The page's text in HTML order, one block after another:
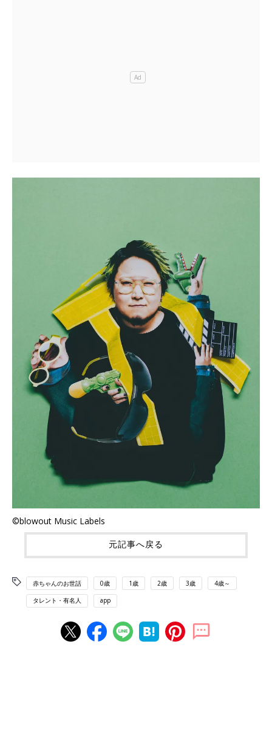
©blowout Music Labels
元記事へ戻る
赤ちゃんのお世話 0歳 1歳 2歳 3歳 4歳～
タレント・有名人 app